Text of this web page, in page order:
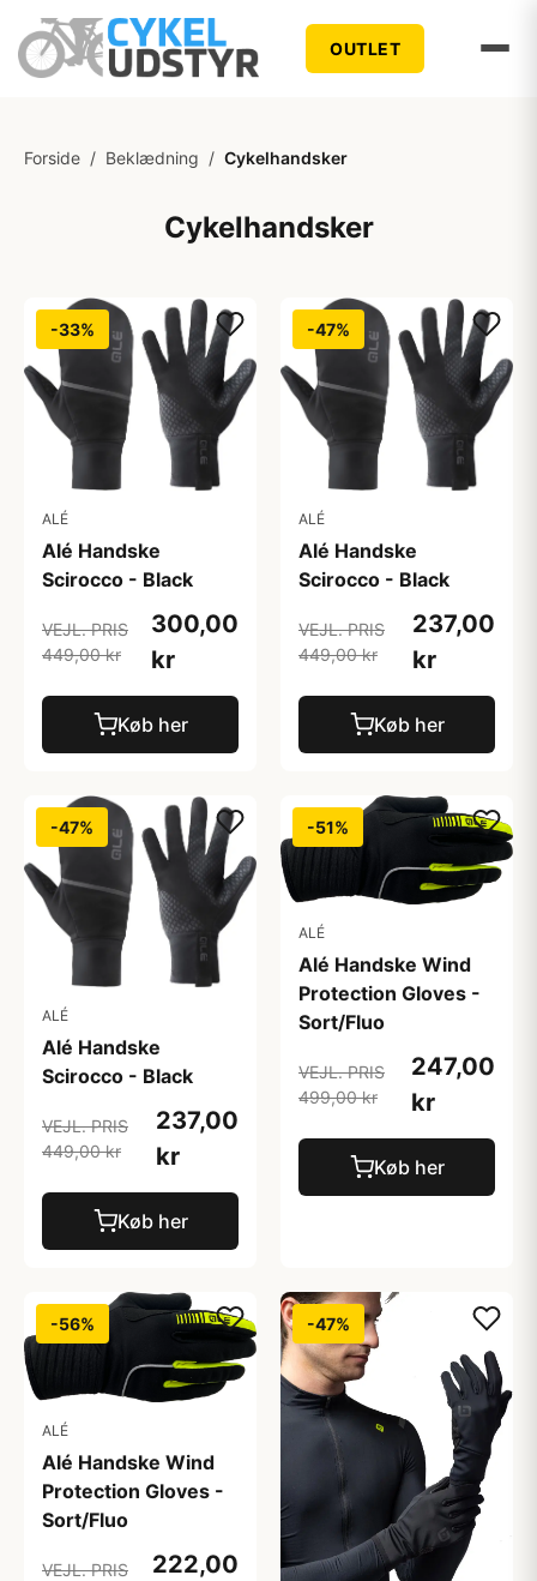
OUTLET
Forside / Beklædning / Cykelhandsker
Cykelhandsker
-33%
ALÉ
Alé Handske
Scirocco - Black
VEJL. PRIS
449,00 kr
300,00
kr
Køb her
-47%
ALÉ
Alé Handske
Scirocco - Black
VEJL. PRIS
449,00 kr
237,00
kr
Køb her
-47%
ALÉ
Alé Handske
Scirocco - Black
VEJL. PRIS
449,00 kr
237,00
kr
Køb her
-51%
ALÉ
Alé Handske Wind
Protection Gloves -
Sort/Fluo
VEJL. PRIS
499,00 kr
247,00
kr
Køb her
-56%
ALÉ
Alé Handske Wind
Protection Gloves -
Sort/Fluo
VEJL. PRIS
222,00
-47%